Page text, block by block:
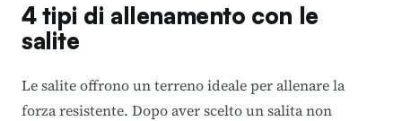
4 tipi di allenamento con le
salite
Le salite offrono un terreno ideale per allenare la
forza resistente. Dopo aver scelto un salita non